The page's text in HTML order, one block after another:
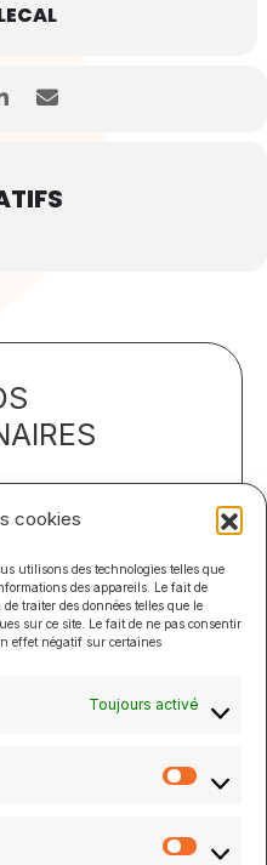
cookies
utilisons des technologies telles que
des appareils. Le fait de
traiter des données telles que le
sur ce site. Le fait de ne pas consentir
effet négatif sur certaines
Toujours activé